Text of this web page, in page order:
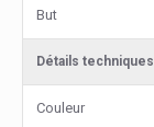
But
Détails techniques
Couleur